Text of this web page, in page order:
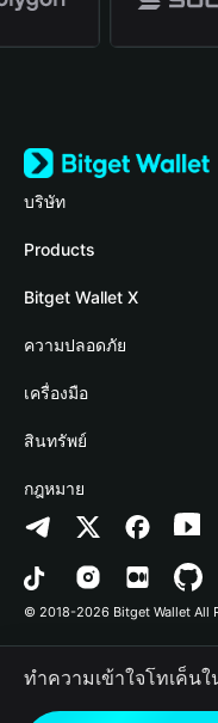
บริษัท
เกี่ยวกับ Bitget Wallet
Blog
Academy
ข่าวสารด้านคริปโต
ศูนย์ช่วยเหลือ
ติดต่อเรา
ทรัพยากรข้อมูลของแบรนด์
อาชีพ
Products
Crypto Card
Stablecoin Earn
Payfi Crypto
Crypto Swap API
Altcoin Season Index
Prediction Markets
DApp
RWA
Bitget Wallet X
นักพัฒนา
เชื่อมต่อ Wallet
Bitget Wallet Pay
ลิสต์โปรเจกต์
ความปลอดภัย
Protection Fund
เทคโนโลยีความปลอดภัย
เครื่องมือ
ซื้อคริปโต
การตรวจจับการอนุญาต
การตรวจจับสัญญา
การโอนเป็นชุด
สินทรัพย์
Arbitrum
Avalanche
Bitcoin
Polygon
กฎหมาย
นโยบายความเป็นส่วนตัว
ข้อตกลงในการใช้บริการ
© 2018-2026 Bitget Wallet All
ทำความเข้าใจโทเค็น